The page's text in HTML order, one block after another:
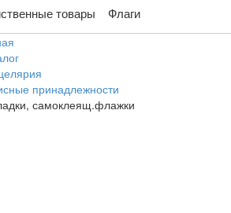
товары Флаги
принадлежности
самоклеящ.флажки